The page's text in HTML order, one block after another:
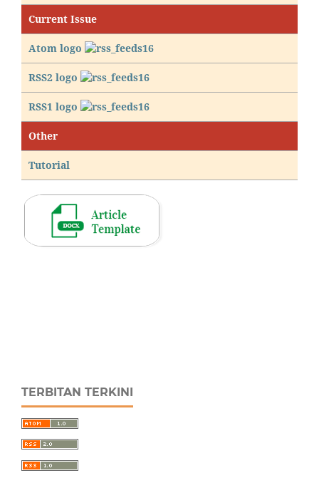
Current Issue
Atom logo
RSS2 logo
RSS1 logo
Other
Tutorial
TERBITAN TERKINI